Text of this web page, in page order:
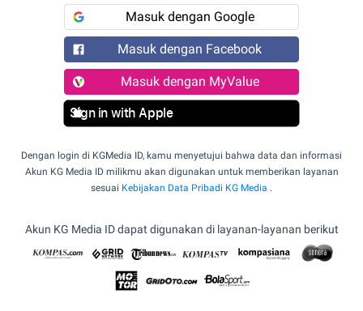
Masuk dengan Google
Masuk dengan Facebook
Masuk dengan MyValue
Sign in with Apple
Dengan login di KGMedia ID, kamu menyetujui bahwa data dan informasi
Akun KG Media ID milikmu akan digunakan untuk memberikan layanan
sesuai Kebijakan Data Pribadi KG Media .
Akun KG Media ID dapat digunakan di layanan-layanan berikut